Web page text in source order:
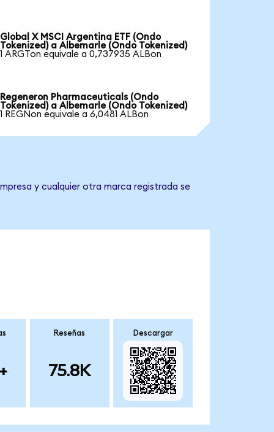
Global X MSCI Argentina ETF (Ondo
Tokenized) a Albemarle (Ondo Tokenized)
1 ARGTon equivale a 0,737935 ALBon
Regeneron Pharmaceuticals (Ondo
Tokenized) a Albemarle (Ondo Tokenized)
1 REGNon equivale a 6,0481 ALBon
y cualquier otra marca registrada se
Reseñas
75.8K
Descargar